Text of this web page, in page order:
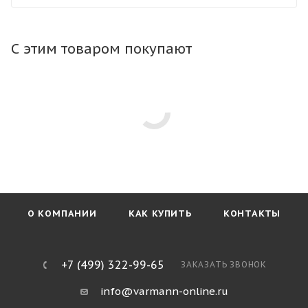
С этим товаром покупают
О КОМПАНИИ КАК КУПИТЬ КОНТАКТЫ
+7 (499) 322-99-65 ЗАКАЗАТЬ ЗВОНОК
info@varmann-online.ru